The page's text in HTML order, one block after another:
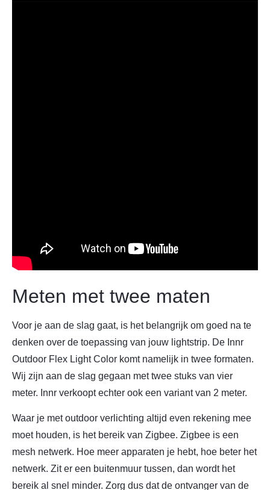
Meten met twee maten
Voor je aan de slag gaat, is het belangrijk om goed na te
denken over de toepassing van jouw lightstrip. De Innr
Outdoor Flex Light Color komt namelijk in twee formaten.
Wij zijn aan de slag gegaan met twee stuks van vier
meter. Innr verkoopt echter ook een variant van 2 meter.
Waar je met outdoor verlichting altijd even rekening mee
moet houden, is het bereik van Zigbee. Zigbee is een
mesh netwerk. Hoe meer apparaten je hebt, hoe beter het
netwerk. Zit er een buitenmuur tussen, dan wordt het
bereik al snel minder. Zorg dus dat de ontvanger van de